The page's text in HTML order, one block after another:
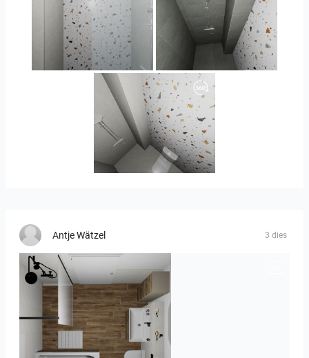
Orlando_kanect_4-01
Banya2_1-01
Antje Wätzel 3 dies